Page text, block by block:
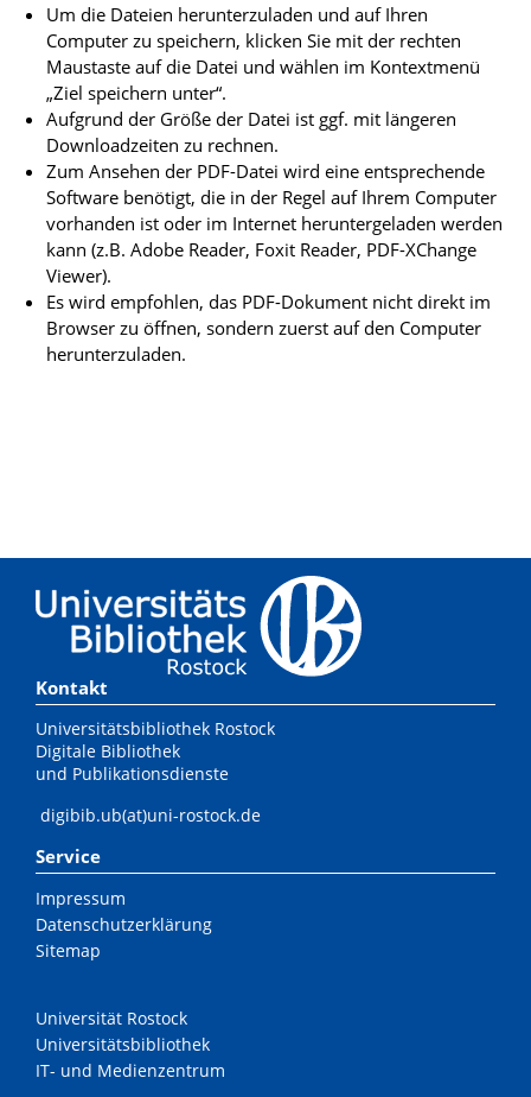
Um die Dateien herunterzuladen und auf Ihren
Computer zu speichern, klicken Sie mit der rechten
Maustaste auf die Datei und wählen im Kontextmenü
„Ziel speichern unter“.
Aufgrund der Größe der Datei ist ggf. mit längeren
Downloadzeiten zu rechnen.
Zum Ansehen der PDF-Datei wird eine entsprechende
Software benötigt, die in der Regel auf Ihrem Computer
vorhanden ist oder im Internet heruntergeladen werden
kann (z.B. Adobe Reader, Foxit Reader, PDF-XChange
Viewer).
Es wird empfohlen, das PDF-Dokument nicht direkt im
Browser zu öffnen, sondern zuerst auf den Computer
herunterzuladen.
Kontakt
Universitätsbibliothek Rostock
Digitale Bibliothek
und Publikationsdienste
digibib.ub(at)uni-rostock.de
Service
Impressum
Datenschutzerklärung
Sitemap
Universität Rostock
Universitätsbibliothek
IT- und Medienzentrum